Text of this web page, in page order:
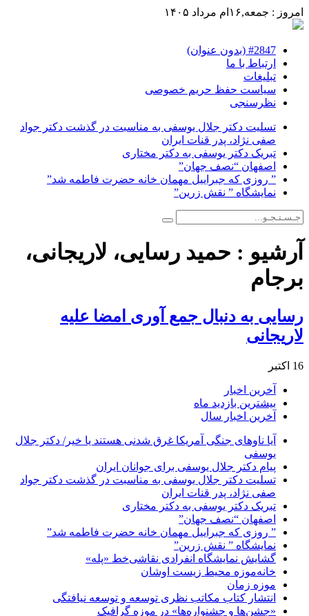
امروز : جمعه,۱۶ام مرداد ۱۴۰۵
#2847 (بدون عنوان)
ارتباط با ما
تبلیغات
سیاست حفظ حریم خصوصی
نظرسنجی
تسلیت دکتر جلال یوسفی به مناسبت در گذشت دکتر جواد
صفی نژاد، پدر قنات ایران
تبریک دکتر یوسفی به دکتر مختاری
اصفهان “نصف جهان”
” روزی که جبراییل مهمان خانه حضرت فاطمه شد”
نمایشگاه ” نقش زرین”
آرشیو : حمید رسایی، لاریجانی،
برجام
رسایی به دنبال جمع‌ آوری امضا علیه
لاریجانی
16 اکتبر
آخرین اخبار
بیشترین بازدید ماه
آخرین اخبار سال
آیا ناوهای جنگی آمریکا غرق شدنی هستند یا خیر/ دکتر جلال
یوسفی
پیام دکتر جلال یوسفی برای جوانان ایران
تسلیت دکتر جلال یوسفی به مناسبت در گذشت دکتر جواد
صفی نژاد، پدر قنات ایران
تبریک دکتر یوسفی به دکتر مختاری
اصفهان “نصف جهان”
” روزی که جبراییل مهمان خانه حضرت فاطمه شد”
نمایشگاه ” نقش زرین”
گشایش نمایشگاه انفرادی نقاشی‌خط «پله»
خانه‌موزه محیط‌ زیست اوشان
موزه زمان
انتشار کتاب مکاتب نظری توسعه و توسعه نیافتگی
«جشن‌ها و جشنواره‌ها» در موزه گرافیک